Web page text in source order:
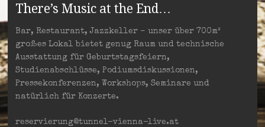
There’s Music at the End…
Bar, Restaurant, Jazzkeller – unser über 700m²
großes Lokal bietet genug Raum und technische
Ausstattung für Geburtstagsfeiern,
Studienabschlüsse, Podiumsdiskussionen,
Pressekonferenzen, Workshops, Seminare und
natürlich für Konzerte.
reservierung@tunnel-vienna-live.at